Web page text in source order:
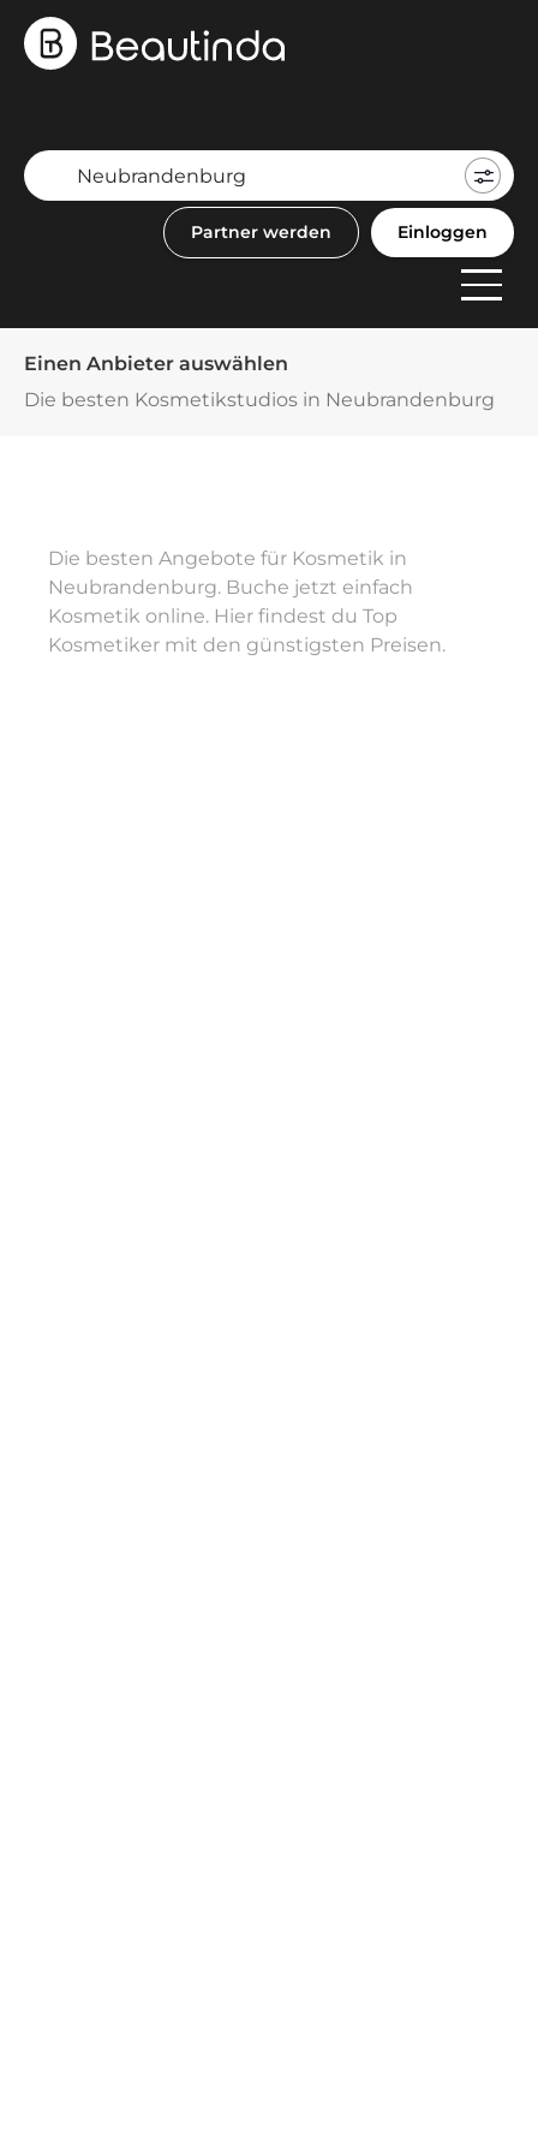
Partner werden Einloggen
Einen Anbieter auswählen
Die besten Kosmetikstudios in Neubrandenburg
Die besten Angebote für Kosmetik in
Neubrandenburg. Buche jetzt einfach
Kosmetik online. Hier findest du Top
Kosmetiker mit den günstigsten Preisen.